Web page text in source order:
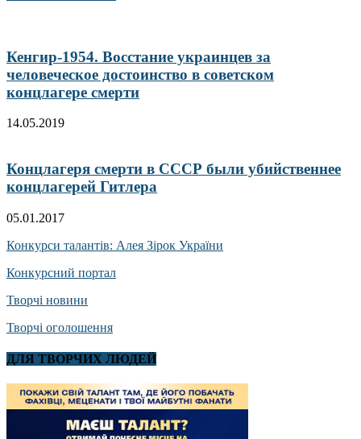
Кенгир-1954. Восстание украинцев за
человеческое достоинство в советском
концлагере смерти
14.05.2019
Концлагеря смерти в СССР были убийственнее
концлагерей Гитлера
05.01.2017
Конкурси талантів: Алея Зірок України
Конкурсний портал
Творчі новини
Творчі оголошення
ДЛЯ ТВОРЧИХ ЛЮДЕЙ